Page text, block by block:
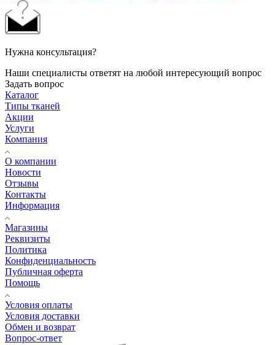
Нужна консультация?
Наши специалисты ответят на любой интересующий вопрос
Задать вопрос
Каталог
Типы тканей
Акции
Услуги
Компания
О компании
Новости
Отзывы
Контакты
Информация
Магазины
Реквизиты
Политика
Конфиденциальность
Публичная оферта
Помощь
Условия оплаты
Условия доставки
Обмен и возврат
Вопрос-ответ